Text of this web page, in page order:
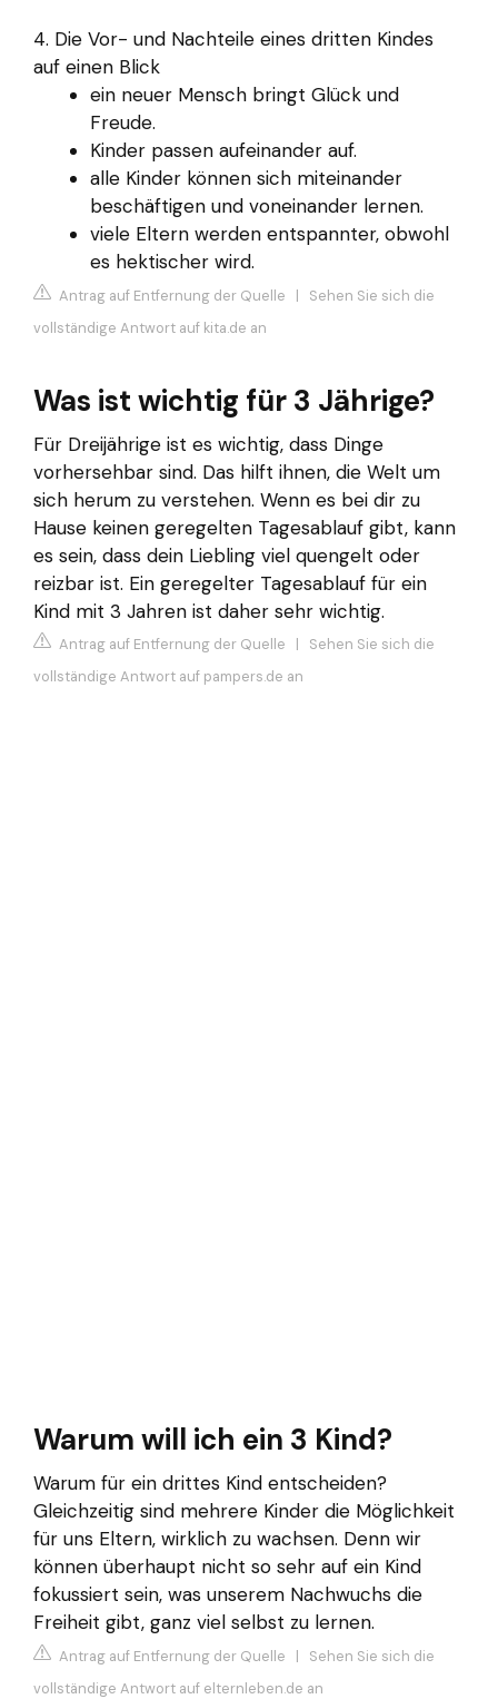
4. Die Vor- und Nachteile eines dritten Kindes
auf einen Blick
ein neuer Mensch bringt Glück und
Freude.
Kinder passen aufeinander auf.
alle Kinder können sich miteinander
beschäftigen und voneinander lernen.
viele Eltern werden entspannter, obwohl
es hektischer wird.
Antrag auf Entfernung der Quelle | Sehen Sie sich die
vollständige Antwort auf kita.de an
Was ist wichtig für 3 Jährige?
Für Dreijährige ist es wichtig, dass Dinge
vorhersehbar sind. Das hilft ihnen, die Welt um
sich herum zu verstehen. Wenn es bei dir zu
Hause keinen geregelten Tagesablauf gibt, kann
es sein, dass dein Liebling viel quengelt oder
reizbar ist. Ein geregelter Tagesablauf für ein
Kind mit 3 Jahren ist daher sehr wichtig.
Antrag auf Entfernung der Quelle | Sehen Sie sich die
vollständige Antwort auf pampers.de an
Warum will ich ein 3 Kind?
Warum für ein drittes Kind entscheiden?
Gleichzeitig sind mehrere Kinder die Möglichkeit
für uns Eltern, wirklich zu wachsen. Denn wir
können überhaupt nicht so sehr auf ein Kind
fokussiert sein, was unserem Nachwuchs die
Freiheit gibt, ganz viel selbst zu lernen.
Antrag auf Entfernung der Quelle | Sehen Sie sich die
vollständige Antwort auf elternleben.de an